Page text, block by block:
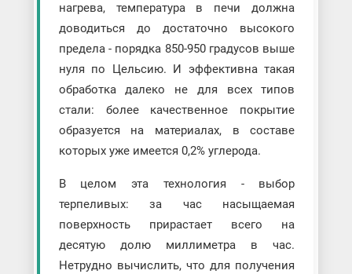
нагрева, температура в печи должна
доводиться до достаточно высокого
предела - порядка 850-950 градусов выше
нуля по Цельсию. И эффективна такая
обработка далеко не для всех типов
стали: более качественное покрытие
образуется на материалах, в составе
которых уже имеется 0,2% углерода.
В целом эта технология - выбор
терпеливых: за час насыщаемая
поверхность прирастает всего на
десятую долю миллиметра в час.
Нетрудно вычислить, что для получения